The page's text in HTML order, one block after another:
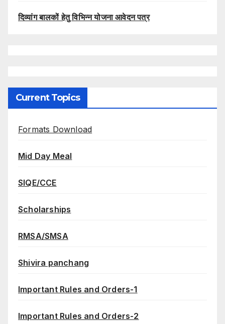
दिव्यांग बालकों हेतु विभिन्न योजना आवेदन पत्र
Current Topics
Formats Download
Mid Day Meal
SIQE/CCE
Scholarships
RMSA/SMSA
Shivira panchang
Important Rules and Orders-1
Important Rules and Orders-2